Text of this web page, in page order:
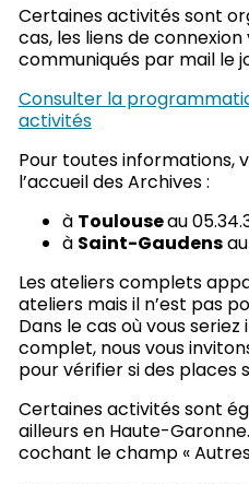
Certaines activités sont
cas, les liens de
communiqués par mail le
Consulter la
activités
Pour toutes informations,
l’accueil des Archives :
à Toulouseau
à Saint-Gaudensau
Les ateliers complets
ateliers mais il n’est pas
Dans le cas où vous
complet, nous vous
pour vérifier si des places
Certaines activités sont
ailleurs en Haute-
cochant le champ «